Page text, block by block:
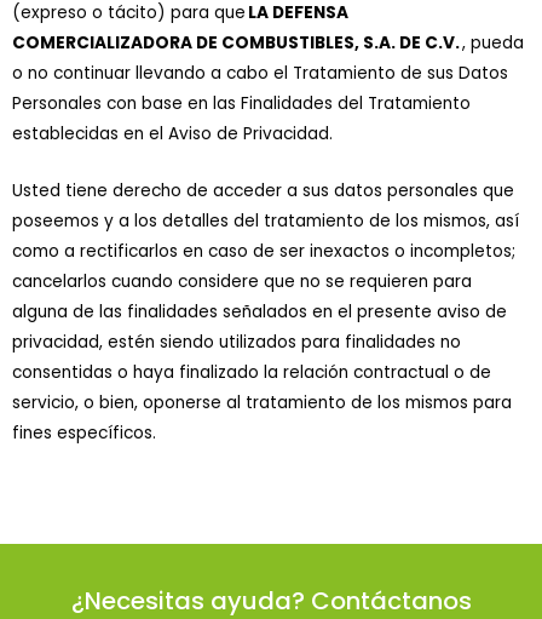
(expreso o tácito) para que LA DEFENSA
COMERCIALIZADORA DE COMBUSTIBLES, S.A. DE C.V., pueda
o no continuar llevando a cabo el Tratamiento de sus Datos
Personales con base en las Finalidades del Tratamiento
establecidas en el Aviso de Privacidad.
Usted tiene derecho de acceder a sus datos personales que
poseemos y a los detalles del tratamiento de los mismos, así
como a rectificarlos en caso de ser inexactos o incompletos;
cancelarlos cuando considere que no se requieren para
alguna de las finalidades señalados en el presente aviso de
privacidad, estén siendo utilizados para finalidades no
consentidas o haya finalizado la relación contractual o de
servicio, o bien, oponerse al tratamiento de los mismos para
fines específicos.
¿Necesitas ayuda? Contáctanos